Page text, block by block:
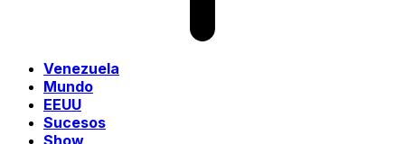
Venezuela
Mundo
EEUU
Sucesos
Show